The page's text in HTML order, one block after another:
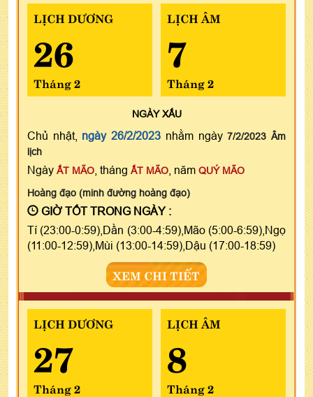
LỊCH DƯƠNG
26
Tháng 2
LỊCH ÂM
7
Tháng 2
NGÀYXẤU
Chủ nhật, ngày 26/2/2023 nhằm ngày7/2/2023 Âm
lịch
Ngày ẤT MÃO , tháng ẤT MÃO , năm QUÝ MÃO
Hoàng đạo (minh đường hoàng đạo)
GIỜ TỐT TRONG NGÀY :
Tí (23:00-0:59),Dần (3:00-4:59),Mão (5:00-6:59),Ngọ
(11:00-12:59),Mùi (13:00-14:59),Dậu (17:00-18:59)
XEM CHI TIẾT
LỊCH DƯƠNG
27
Tháng 2
LỊCH ÂM
8
Tháng 2